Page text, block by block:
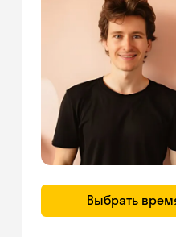
Выбрать